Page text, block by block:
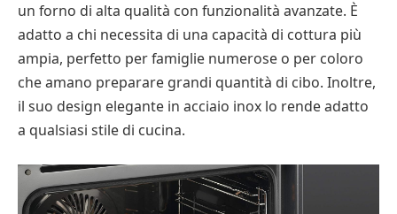
un forno di alta qualità con funzionalità avanzate. È
adatto a chi necessita di una capacità di cottura più
ampia, perfetto per famiglie numerose o per coloro
che amano preparare grandi quantità di cibo. Inoltre,
il suo design elegante in acciaio inox lo rende adatto
a qualsiasi stile di cucina.